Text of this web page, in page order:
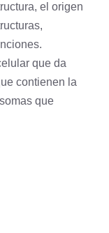
el origen
que da
contienen la
que